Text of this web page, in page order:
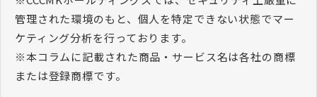
管理された環境のもと、個人を特定できない状態でマー
ケティング分析を行っております。
※本コラムに記載された商品・サービス名は各社の商標
または登録商標です。